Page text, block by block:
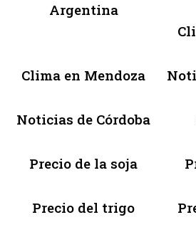
Argentina
Clima en Mendoza
Noticias de Córdoba
Precio de la soja
Precio del trigo